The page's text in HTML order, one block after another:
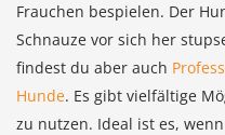
Frauchen bespielen. Der
Schnauze vor sich her
findest du aber auch
Hunde. Es gibt vielfältige
zu nutzen. Ideal ist es,